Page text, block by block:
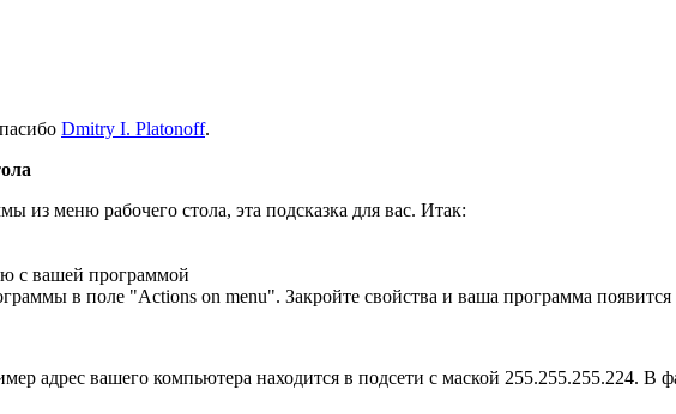
Dmitry I. Platonoff.
из меню рабочего стола, эта подсказка для вас. Итак:
с вашей программой
в поле "Actions on menu". Закройте свойства и ваша программа
адрес вашего компьютера находится в подсети с маской 255.255.255.224. В